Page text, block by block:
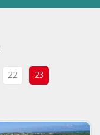
22 23